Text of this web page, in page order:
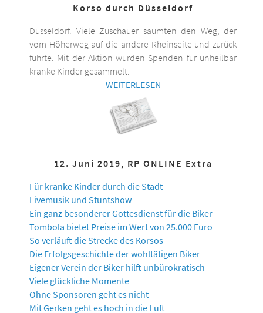
Korso durch Düsseldorf
Düsseldorf. Viele Zuschauer säumten den Weg, der
vom Höherweg auf die andere Rheinseite und zurück
führte. Mit der Aktion wurden Spenden für unheilbar
kranke Kinder gesammelt.
WEITERLESEN
12. Juni 2019, RP ONLINE Extra
Für kranke Kinder durch die Stadt
Livemusik und Stuntshow
Ein ganz besonderer Gottesdienst für die Biker
Tombola bietet Preise im Wert von 25.000 Euro
So verläuft die Strecke des Korsos
Die Erfolgsgeschichte der wohltätigen Biker
Eigener Verein der Biker hilft unbürokratisch
Viele glückliche Momente
Ohne Sponsoren geht es nicht
Mit Gerken geht es hoch in die Luft